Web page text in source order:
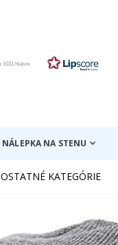
1031 hlasov
NÁLEPKA NA STENU
OSTATNÉ KATEGÓRIE